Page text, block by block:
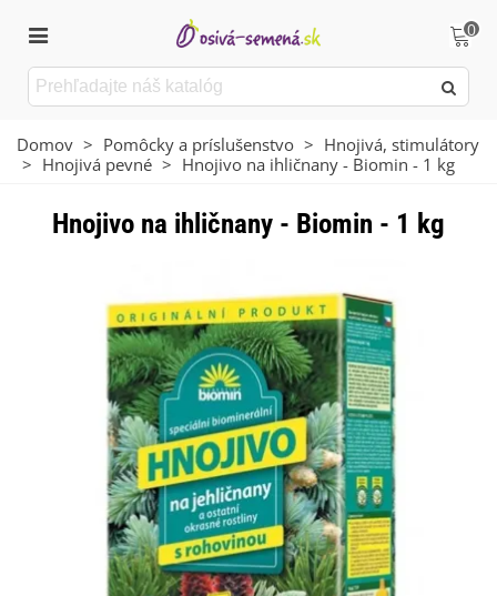
0
Domov > Pomôcky a príslušenstvo > Hnojivá, stimulátory
> Hnojivá pevné > Hnojivo na ihličnany - Biomin - 1 kg
Hnojivo na ihličnany - Biomin - 1 kg